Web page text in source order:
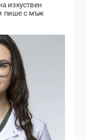
изкуствен
пише с мъж